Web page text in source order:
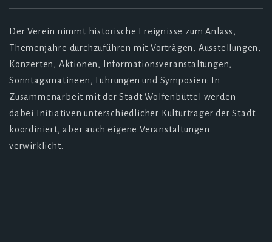
Der Verein nimmt historische Ereignisse zum Anlass,
Themenjahre durchzuführen mit Vorträgen, Ausstellungen,
Konzerten, Aktionen, Informationsveranstaltungen,
Sonntagsmatineen, Führungen und Symposien: In
Zusammenarbeit mit der Stadt Wolfenbüttel werden
dabei Initiativen unterschiedlicher Kulturträger der Stadt
koordiniert, aber auch eigene Veranstaltungen
verwirklicht.